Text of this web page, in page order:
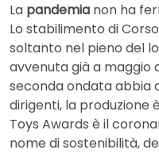
La pandemia non ha
Lo stabilimento di
soltanto nel pieno del
avvenuta già a maggio
seconda ondata abbia
dirigenti, la produzione
Toys Awards è il
nome di sostenibilità,